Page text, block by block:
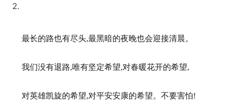
最长的路也有尽头,最黑暗的夜晚也会迎接清晨。
我们没有退路,唯有坚定希望,对春暖花开的希望,
对英雄凯旋的希望,对平安安康的希望。不要害怕!